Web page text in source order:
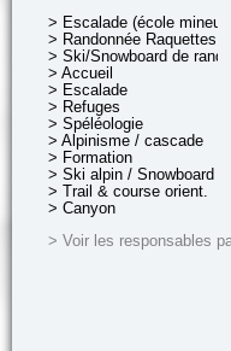
> Escalade (école mineurs)
> Randonnée Raquettes
> Ski/Snowboard de rando.
> Accueil
> Escalade
> Refuges
> Spéléologie
> Alpinisme / cascade
> Formation
> Ski alpin / Snowboard
> Trail & course orient.
> Canyon
> Voir les responsables